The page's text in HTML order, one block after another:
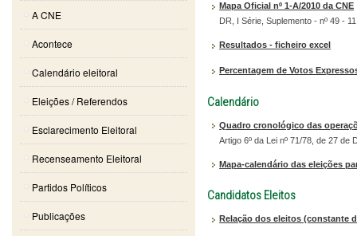
Mapa Oficial nº 1-A/2010 da CNE
DR, I Série, Suplemento - nº 49 -
Resultados - ficheiro excel
Percentagem de Votos
Calendário
Quadro cronológico das
Artigo 6º da Lei nº 71/78, de 27 de
Mapa-calendário das eleições
Candidatos Eleitos
Relação dos eleitos (constante
A CNE
Acontece
Calendário eleitoral
Eleições / Referendos
Esclarecimento Eleitoral
Recenseamento Eleitoral
Partidos Políticos
Publicações